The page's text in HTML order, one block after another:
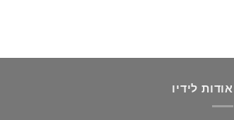
אודות לידיו